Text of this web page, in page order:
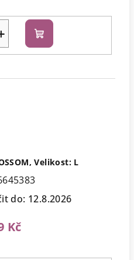
Do
košíku
Velikost: L
do: 12.8.2026
Kč